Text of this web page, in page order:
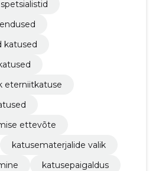
katused
eterniitkatuse
ettevõte
katusematerjalide valik
katusepaigaldus